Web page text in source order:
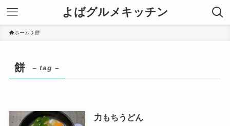
よばグルメキッチン
ホーム 餅
餅 – tag –
力もちうどん